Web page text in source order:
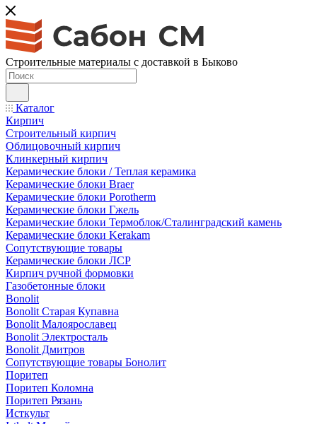
Строительные материалы с доставкой в Быково
Каталог
Кирпич
Строительный кирпич
Облицовочный кирпич
Клинкерный кирпич
Керамические блоки / Теплая керамика
Керамические блоки Braer
Керамические блоки Porotherm
Керамические блоки Гжель
Керамические блоки Термоблок/Сталинградский камень
Керамические блоки Kerakam
Сопутствующие товары
Керамические блоки ЛСР
Кирпич ручной формовки
Газобетонные блоки
Bonolit
Bonolit Старая Купавна
Bonolit Малоярославец
Bonolit Электросталь
Bonolit Дмитров
Сопутствующие товары Бонолит
Поритеп
Поритеп Коломна
Поритеп Рязань
Исткульт